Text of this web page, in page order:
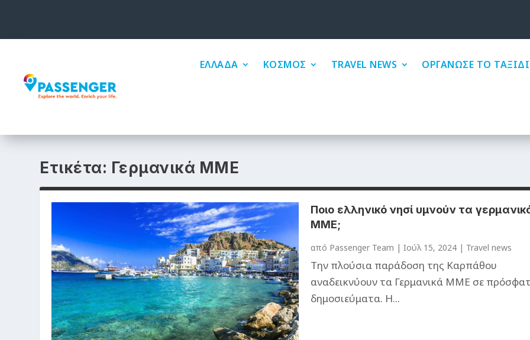
ΕΛΛΑΔΑ ΚΟΣΜΟΣ TRAVEL NEWS ΟΡΓΑΝΩΣΕ ΤΟ
Ετικέτα: Γερμανικά ΜΜΕ
Ποιο ελληνικό νησί υμνούν τα
ΜΜΕ;
από Passenger Team | Ιούλ 15, 2024| Travel news
Την πλούσια παράδοση της Καρπάθου
αναδεικνύουν τα Γερμανικά ΜΜΕ σε
δημοσιεύματα. Η...